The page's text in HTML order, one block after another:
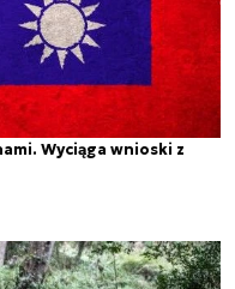
Wyciąga wnioski z